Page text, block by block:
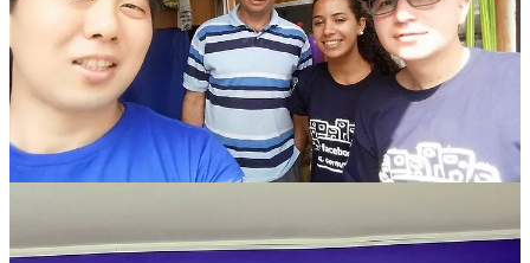
Trago essa experiência à tona porque sei do poder transformador da
tecnologia. Ao longo de 20 anos como palestrante, viajando pelo
Brasil e falando sobre redes sociais e inteligência artificial, aprendi
importância do projeto World.